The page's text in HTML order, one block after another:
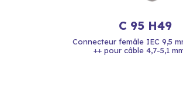
C 95 H49
Connecteur femâle IEC 9,5
++ pour câble 4,7-5,1